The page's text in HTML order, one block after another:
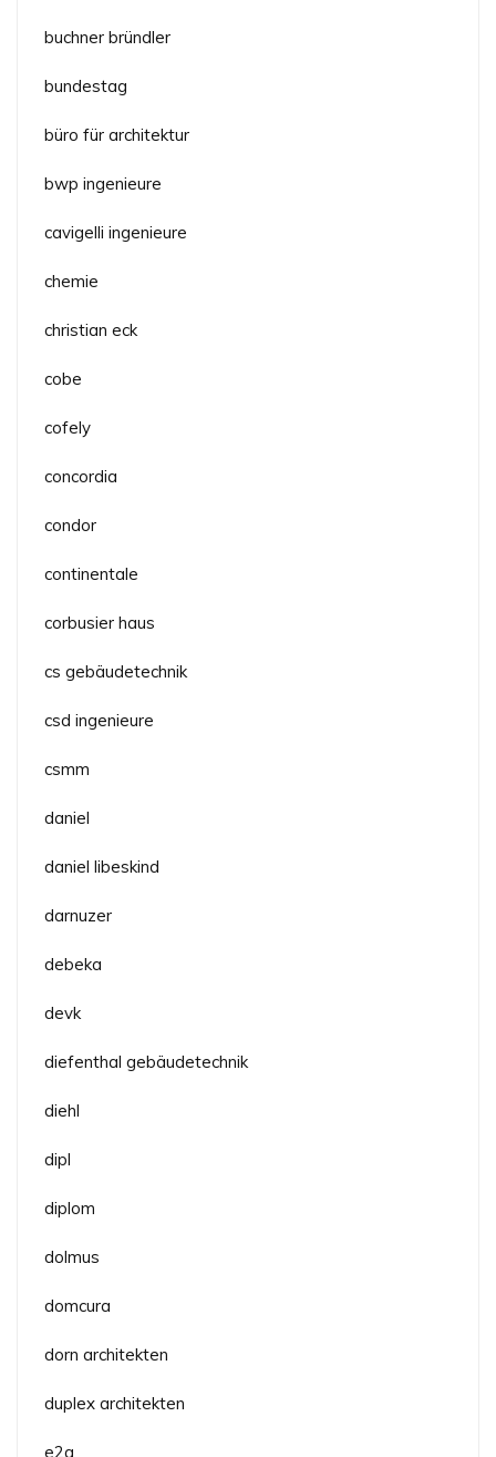
buchner bründler
bundestag
büro für architektur
bwp ingenieure
cavigelli ingenieure
chemie
christian eck
cobe
cofely
concordia
condor
continentale
corbusier haus
cs gebäudetechnik
csd ingenieure
csmm
daniel
daniel libeskind
darnuzer
debeka
devk
diefenthal gebäudetechnik
diehl
dipl
diplom
dolmus
domcura
dorn architekten
duplex architekten
e2a